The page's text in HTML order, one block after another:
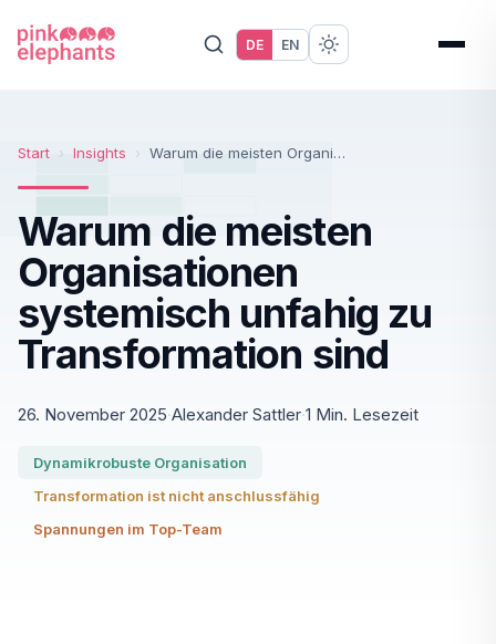
DE EN
Start › Insights › Warum die meisten Organisationen systemisch unfahig zu Transformation sind
Warum die meisten
Organisationen
systemisch unfahig zu
Transformation sind
26. November 2025·Alexander Sattler·1 Min. Lesezeit
Dynamikrobuste Organisation
Transformation ist nicht anschlussfähig
Spannungen im Top-Team